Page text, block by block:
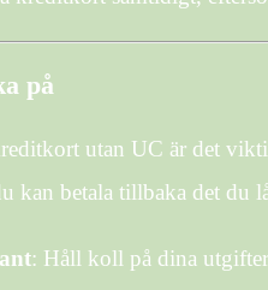
på
utan UC är det
kan betala tillbaka det du
: Håll koll på dina